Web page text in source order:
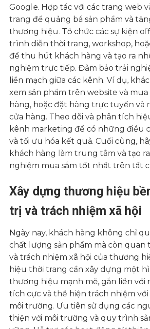
Google. Hợp tác với các trang web
trang để quảng bá sản phẩm và
thương hiệu. Tổ chức các sự kiện
trình diễn thời trang, workshop,
để thu hút khách hàng và tạo ra
nghiệm trực tiếp. Đảm bảo trải
liền mạch giữa các kênh. Ví dụ,
xem sản phẩm trên website và mua
hàng, hoặc đặt hàng trực tuyến và
cửa hàng. Theo dõi và phân tích
kênh marketing để có những điều
và tối ưu hóa kết quả. Cuối cùng,
khách hàng làm trung tâm và tạo
nghiệm mua sắm tốt nhất trên tất
Xây dựng thương hiệu
trị và trách nhiệm xã hội
Ngày nay, khách hàng không chỉ
chất lượng sản phẩm mà còn quan
và trách nhiệm xã hội của thương
hiệu thời trang cần xây dựng một
thương hiệu mạnh mẽ, gắn liền với
tích cực và thể hiện trách nhiệm
môi trường. Ưu tiên sử dụng các
thiện với môi trường và quy trình